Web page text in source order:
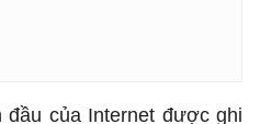
của Internet được ghi